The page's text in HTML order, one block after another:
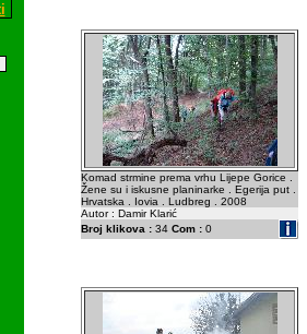
Komad strmine prema vrhu Lijepe Gorice .
Žene su i iskusne planinarke . Egerija put .
Hrvatska . Iovia . Ludbreg . 2008
Autor : Damir Klarić
Broj klikova : 34 Com : 0